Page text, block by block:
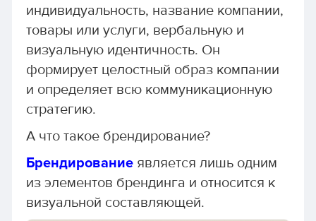
индивидуальность, название компании,
товары или услуги, вербальную и
визуальную идентичность. Он
формирует целостный образ компании
и определяет всю коммуникационную
стратегию.
А что такое брендирование?
Брендированиеявляется лишь одним
из элементов брендинга и относится к
визуальной составляющей.